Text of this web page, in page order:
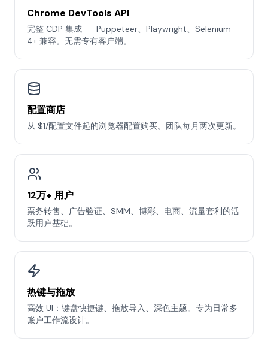
Chrome DevTools API
完整 CDP 集成——Puppeteer、Playwright、Selenium
4+ 兼容。无需专有客户端。
配置商店
从 $1/配置文件起的浏览器配置购买。团队每月两次更新。
12万+ 用户
票务转售、广告验证、SMM、博彩、电商、流量套利的活
跃用户基础。
热键与拖放
高效 UI：键盘快捷键、拖放导入、深色主题。专为日常多
账户工作流设计。